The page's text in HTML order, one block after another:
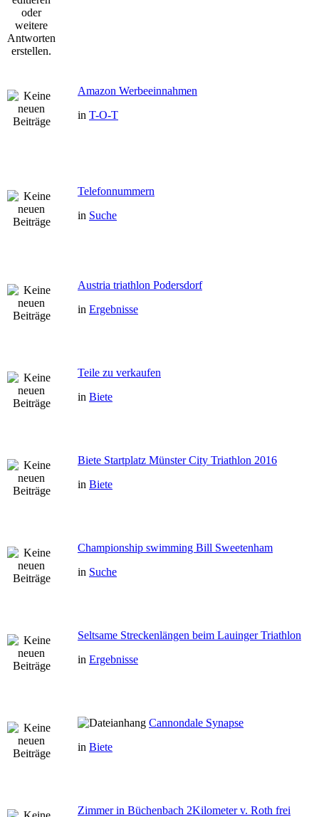
Amazon Werbeeinnahmen
in T-O-T
Telefonnummern
in Suche
Austria triathlon Podersdorf
in Ergebnisse
Teile zu verkaufen
in Biete
Biete Startplatz Münster City Triathlon 2016
in Biete
Championship swimming Bill Sweetenham
in Suche
Seltsame Streckenlängen beim Lauinger Triathlon
in Ergebnisse
Cannondale Synapse
in Biete
Zimmer in Büchenbach 2Kilometer v. Roth frei